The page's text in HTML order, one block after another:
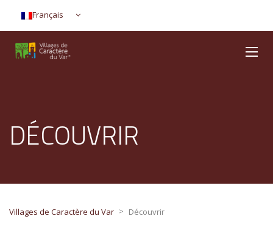
Français
DÉCOUVRIR
Villages de Caractère du Var > Découvrir